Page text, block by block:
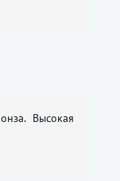
Высокая